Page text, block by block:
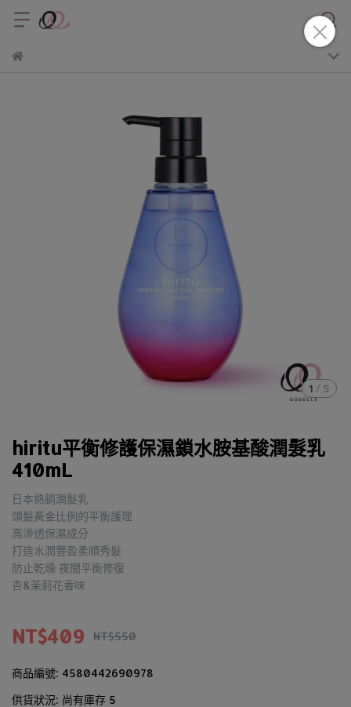
1 / 5
hiritu平衡修護保濕鎖水胺基酸潤髮乳
410mL
日本熱銷潤髮乳
頭髮黃金比例的平衡護理
高滲透保濕成分
打造水潤豐盈柔順秀髮
防止乾燥 夜間平衡修復
杏&茉莉花香味
NT$409 NT$550
商品編號: 4580442690978
供貨狀況: 尚有庫存 5